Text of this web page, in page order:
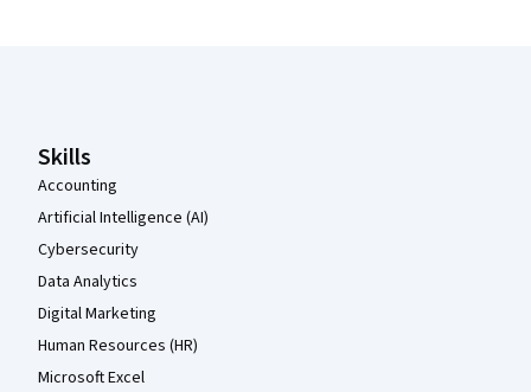
Skills
Accounting
Artificial Intelligence (AI)
Cybersecurity
Data Analytics
Digital Marketing
Human Resources (HR)
Microsoft Excel